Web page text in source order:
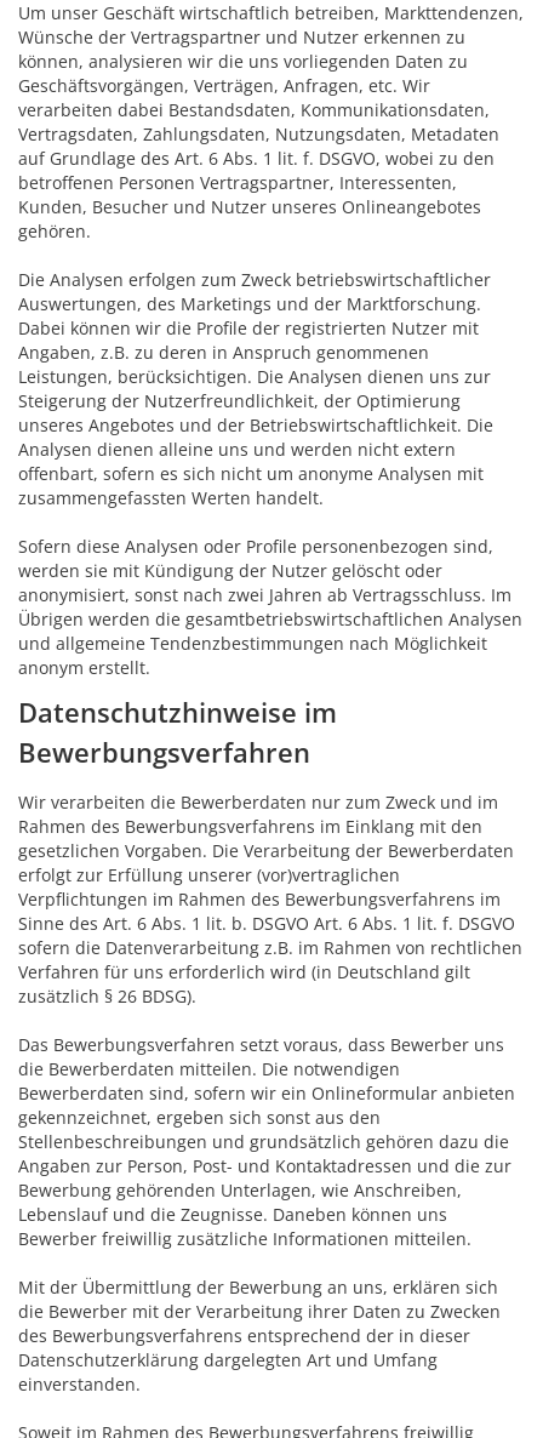
Um unser Geschäft wirtschaftlich betreiben, Markttendenzen,
Wünsche der Vertragspartner und Nutzer erkennen zu
können, analysieren wir die uns vorliegenden Daten zu
Geschäftsvorgängen, Verträgen, Anfragen, etc. Wir
verarbeiten dabei Bestandsdaten, Kommunikationsdaten,
Vertragsdaten, Zahlungsdaten, Nutzungsdaten, Metadaten
auf Grundlage des Art. 6 Abs. 1 lit. f. DSGVO, wobei zu den
betroffenen Personen Vertragspartner, Interessenten,
Kunden, Besucher und Nutzer unseres Onlineangebotes
gehören.
Die Analysen erfolgen zum Zweck betriebswirtschaftlicher
Auswertungen, des Marketings und der Marktforschung.
Dabei können wir die Profile der registrierten Nutzer mit
Angaben, z.B. zu deren in Anspruch genommenen
Leistungen, berücksichtigen. Die Analysen dienen uns zur
Steigerung der Nutzerfreundlichkeit, der Optimierung
unseres Angebotes und der Betriebswirtschaftlichkeit. Die
Analysen dienen alleine uns und werden nicht extern
offenbart, sofern es sich nicht um anonyme Analysen mit
zusammengefassten Werten handelt.
Sofern diese Analysen oder Profile personenbezogen sind,
werden sie mit Kündigung der Nutzer gelöscht oder
anonymisiert, sonst nach zwei Jahren ab Vertragsschluss. Im
Übrigen werden die gesamtbetriebswirtschaftlichen Analysen
und allgemeine Tendenzbestimmungen nach Möglichkeit
anonym erstellt.
Datenschutzhinweise im
Bewerbungsverfahren
Wir verarbeiten die Bewerberdaten nur zum Zweck und im
Rahmen des Bewerbungsverfahrens im Einklang mit den
gesetzlichen Vorgaben. Die Verarbeitung der Bewerberdaten
erfolgt zur Erfüllung unserer (vor)vertraglichen
Verpflichtungen im Rahmen des Bewerbungsverfahrens im
Sinne des Art. 6 Abs. 1 lit. b. DSGVO Art. 6 Abs. 1 lit. f. DSGVO
sofern die Datenverarbeitung z.B. im Rahmen von rechtlichen
Verfahren für uns erforderlich wird (in Deutschland gilt
zusätzlich § 26 BDSG).
Das Bewerbungsverfahren setzt voraus, dass Bewerber uns
die Bewerberdaten mitteilen. Die notwendigen
Bewerberdaten sind, sofern wir ein Onlineformular anbieten
gekennzeichnet, ergeben sich sonst aus den
Stellenbeschreibungen und grundsätzlich gehören dazu die
Angaben zur Person, Post- und Kontaktadressen und die zur
Bewerbung gehörenden Unterlagen, wie Anschreiben,
Lebenslauf und die Zeugnisse. Daneben können uns
Bewerber freiwillig zusätzliche Informationen mitteilen.
Mit der Übermittlung der Bewerbung an uns, erklären sich
die Bewerber mit der Verarbeitung ihrer Daten zu Zwecken
des Bewerbungsverfahrens entsprechend der in dieser
Datenschutzerklärung dargelegten Art und Umfang
einverstanden.
Soweit im Rahmen des Bewerbungsverfahrens freiwillig